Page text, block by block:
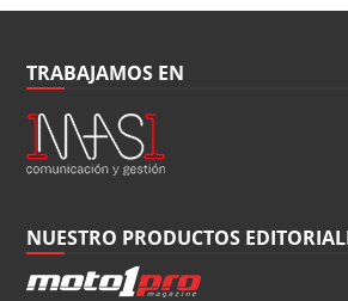
TRABAJAMOS EN
NUESTRO PRODUCTOS